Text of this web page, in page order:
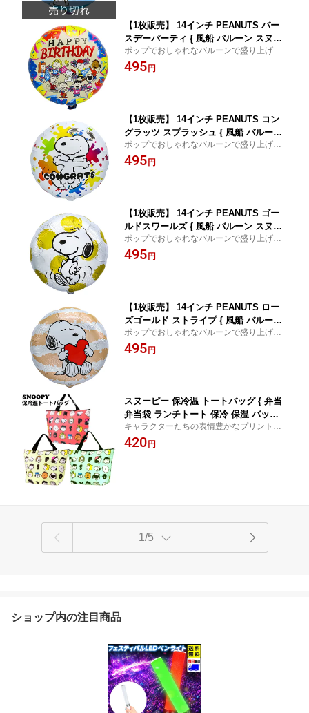
【1枚販売】 14インチ PEANUTS バー
スデーパーティ { 風船 バルーン スヌー
ピー snoopy かわいい 人気 キャラクタ
ー }{ 風船 バルーン イベント パーティ
ポップでおしゃれなバルーンで盛り上げる
空間ディスプレイ
495 円
【1枚販売】 14インチ PEANUTS コン
グラッツ スプラッシュ { 風船 バルーン
スヌーピー snoopy かわいい 人気 キャ
ラクター }{ 風船 バルーン イベント パ
ポップでおしゃれなバルーンで盛り上げる
空間ディスプレイ
495 円
【1枚販売】 14インチ PEANUTS ゴー
ルドスワールズ { 風船 バルーン スヌー
ピー snoopy かわいい 人気 キャラクタ
ー }{ 風船 バルーン イベント パーティ
ポップでおしゃれなバルーンで盛り上げる
空間ディスプレイ
495 円
【1枚販売】 14インチ PEANUTS ロー
ズゴールド ストライプ { 風船 バルーン
スヌーピー snoopy かわいい 人気 キャ
ラクター }{ 風船 バルーン イベント パ
ポップでおしゃれなバルーンで盛り上げる
空間ディスプレイ
495 円
スヌーピー 保冷温 トートバッグ { 弁当
弁当袋 ランチトート 保冷 保温 バッグ
手さげ snoopy }{ キャラクター グッズ
かわいい 雑貨 ギフト 誕生日プレゼント
キャラクターたちの表情豊かなプリントが
楽しい！
420 円
1/5
ショップ内の注目商品